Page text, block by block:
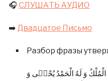
🎧 СЛУШАТЬ АУДИО
➡️ Двадцатое Письмо
Разбор фразы
الْمُلْكُ وَ لَهُ الْحَمْدُ يُحْيٖى وَ